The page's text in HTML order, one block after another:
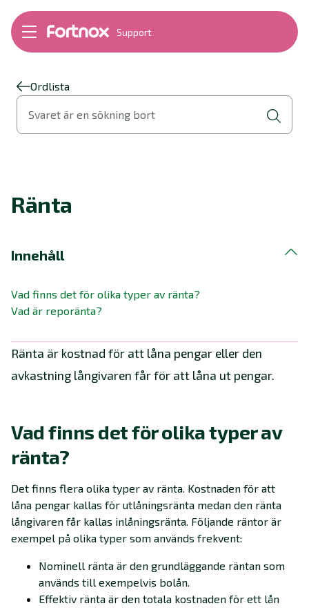
Support
Bokföring
Fakturering
Byt till Fortnox
Felsökning
Support Play
Ordlista
Svaret är en sökning bort
Ränta
Innehåll
Vad finns det för olika typer av ränta?
Vad är reporänta?
Ränta är kostnad för att låna pengar eller den
avkastning långivaren får för att låna ut pengar.
Vad finns det för olika typer av
ränta?
Det finns flera olika typer av ränta. Kostnaden för att
låna pengar kallas för utlåningsränta medan den ränta
långivaren får kallas inlåningsränta. Följande räntor är
exempel på olika typer som används frekvent:
Nominell ränta är den grundläggande räntan som
används till exempelvis bolån.
Effektiv ränta är den totala kostnaden för ett lån